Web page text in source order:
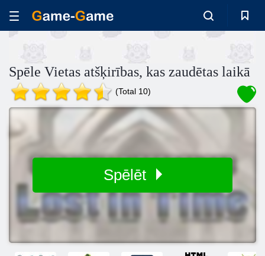
Spēle Vietas atšķirības, kas zaudētas laikā
(Total 10)
Spēlēt